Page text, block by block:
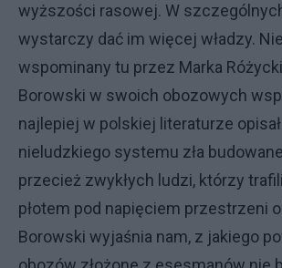
wyższości rasowej. W
wystarczy dać im więcej władzy.
wspominany tu przez Marka
Borowski w swoich obozowych
najlepiej w polskiej literaturze
nieludzkiego systemu zła
przecież zwykłych ludzi, którzy
płotem pod napięciem przestrzeni
Borowski wyjaśnia nam, z jakiego